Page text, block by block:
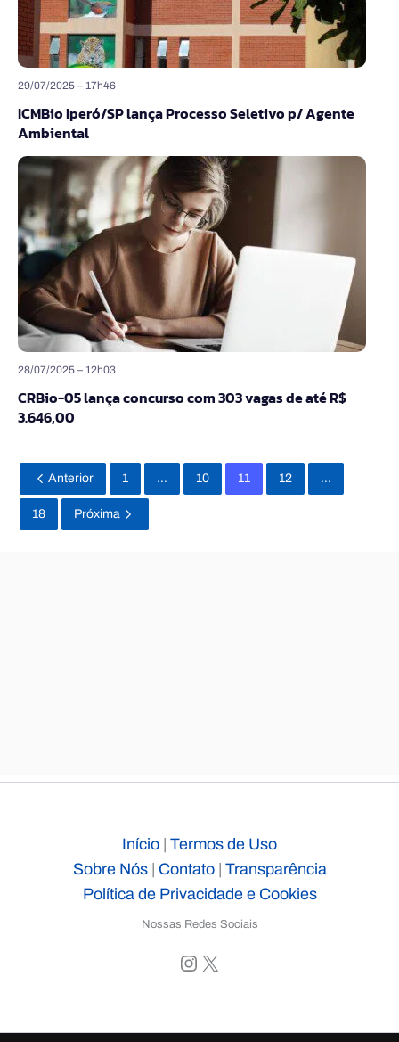
29/07/2025 – 17h46
ICMBio Iperó/SP lança Processo Seletivo p/ Agente
Ambiental
28/07/2025 – 12h03
CRBio-05 lança concurso com 303 vagas de até R$
3.646,00
Anterior 1 … 10 11 12 …
18 Próxima
Início | Termos de Uso
Sobre Nós| Contato| Transparência
Política de Privacidade e Cookies
Nossas Redes Sociais
Instagram
X